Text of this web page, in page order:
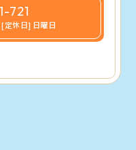
721
定休日] 日曜日